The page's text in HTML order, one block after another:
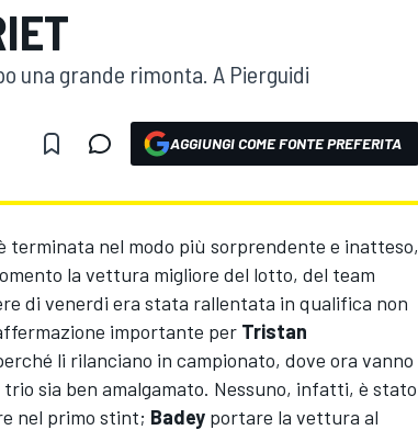
una grande rimonta. A Pierguidi
AGGIUNGI COME FONTE PREFERITA
terminata nel modo più sorprendente e inatteso,
la vettura migliore del lotto, del team
di venerdi era stata rallentata in qualifica non
importante per Tristan
li rilanciano in campionato, dove ora vanno
sia ben amalgamato. Nessuno, infatti, è stato
nel primo stint; Badey portare la vettura al